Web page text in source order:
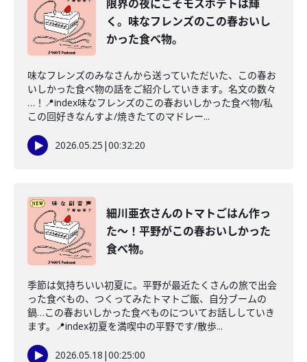
限界の夜にこそモスポテトは輝
く。味なフレンズのこの春おいし
かった食べ物。
味なフレンズのみなさんから送っていただいた、この春お
いしかった食べ物の話をご紹介していきます。名文の数々
…！📍index味なフレンズのこの春おいしかった食べ物/私
この回好きなんすよ/焼きたてのマドレー...
2026.05.25 |00:32:20
細川亜衣さんのトマトごはん作っ
た〜！平野がこの春おいしかった
食べ物。
季節は気持ちいい初夏に。平野が最近たくさんの旅で出会
った食べもの、つくってみたトマトご飯、自分ブームの
鍋…この春おいしかった食べものについてお話ししていき
ます。📍index初夏を満喫中の平野です/散歩...
2026.05.18 |00:25:00